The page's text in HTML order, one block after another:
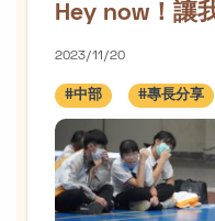
Hey now！讓
2023/11/20
#中部 #專長分享